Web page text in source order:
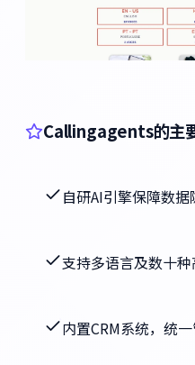
Callingagents的主
自研AI引擎保障数
支持多语言及数十
内置CRM系统，统